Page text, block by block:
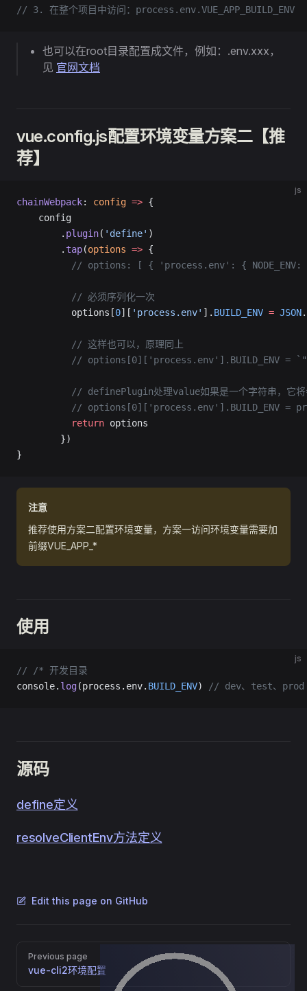
// 3. 在整个项目中访问：process.env.VUE_APP_BUILD_ENV
也可以在root目录配置成文件，例如：.env.xxx，
见 官网文档
vue.config.js配置环境变量方案二【推
荐】
js
chainWebpack: config => {
    config
        .
plugin( 'define' )
        .
tap(options => {
// options: [ { 'process.env': {
          // 必须序列化一次
          options[
0][ 'process.env' ]. BUILD_ENV = JSON.
          // 这样也可以，原理同上
// options[0]['process.env'].BUILD_ENV =
// definePlugin处理value如果是一个字符串，它将
// options[0]['process.env'].BUILD_ENV =
          return
options
        })
}
注意
推荐使用方案二配置环境变量，方案一访问环境变量需要加
前缀VUE_APP_*
使用
js
// /* 开发目录
console. log(process.env. BUILD_ENV) // dev、test、prod
源码
define定义
resolveClientEnv方法定义
Edit this page on GitHub
Pager
Previous page
vue-cli2环境配置